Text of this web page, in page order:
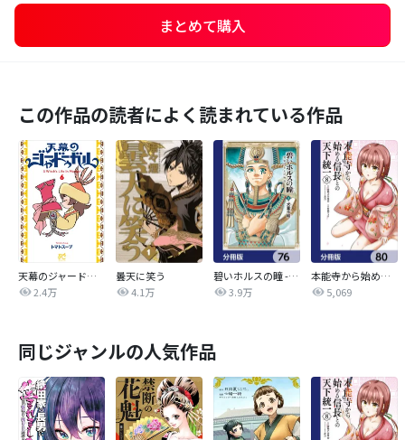
まとめて購入
この作品の読者によく読まれている作品
天幕のジャードゥーガル
2.4万
曇天に笑う
4.1万
碧いホルスの瞳 -男装の女王の物語-【分冊版】
3.9万
本能寺から始める信長との天下統一【分冊版】
5,069
同じジャンルの人気作品